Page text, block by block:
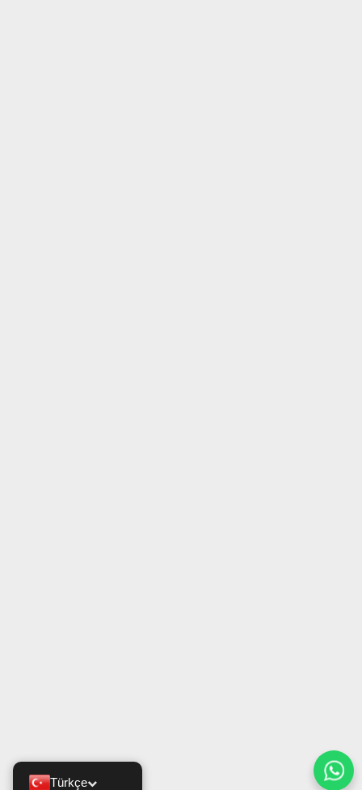
Türkçe